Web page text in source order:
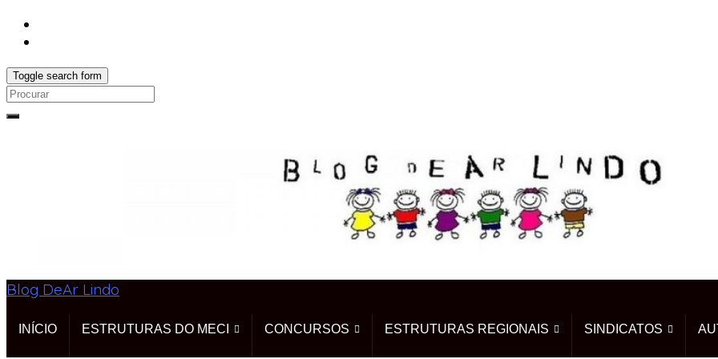
Toggle search form
Search
Blog DeAr Lindo
INÍCIO ESTRUTURAS DO MECI CONCURSOS ESTRUTURAS REGIONAIS SINDICATOS